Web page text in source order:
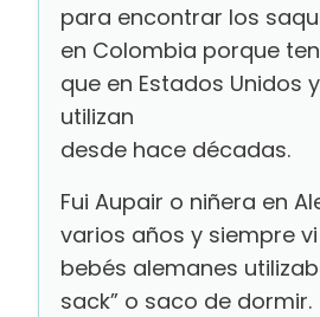
para encontrar los
en Colombia porque
que en Estados Unidos
utilizan
desde hace décadas.
Fui Aupair o niñera en
varios años y siempre
bebés alemanes
sack” o saco de dormir.